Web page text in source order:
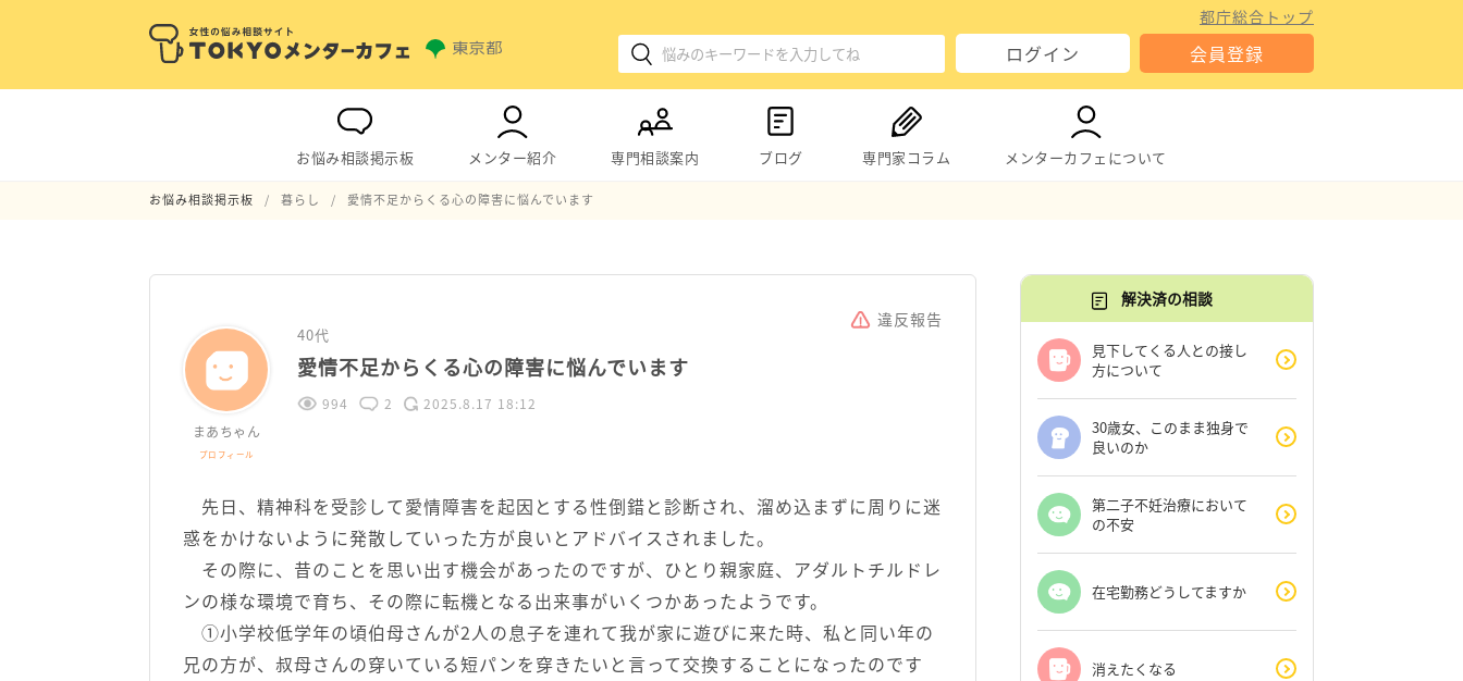
都庁総合トップ
ログイン 会員登録
お悩み相談掲示板 メンター紹介 専門相談案内 ブログ 専門家コラム メンターカフェについて
お悩み相談掲示板 暮らし 愛情不足からくる心の障害に悩んでいます
違反報告
まあちゃん
プロフィール
40代
愛情不足からくる心の障害に悩んでいます
994 2 2025.8.17 18:12
先日、精神科を受診して愛情障害を起因とする性倒錯と診断され、溜め込まずに周りに迷
惑をかけないように発散していった方が良いとアドバイスされました。
その際に、昔のことを思い出す機会があったのですが、ひとり親家庭、アダルトチルドレ
ンの様な環境で育ち、その際に転機となる出来事がいくつかあったようです。
①小学校低学年の頃伯母さんが2人の息子を連れて我が家に遊びに来た時、私と同い年の
兄の方が、叔母さんの穿いている短パンを穿きたいと言って交換することになったのです
解決済の相談
見下してくる人との接し
方について
30歳女、このまま独身で
良いのか
第二子不妊治療において
の不安
在宅勤務どうしてますか
消えたくなる